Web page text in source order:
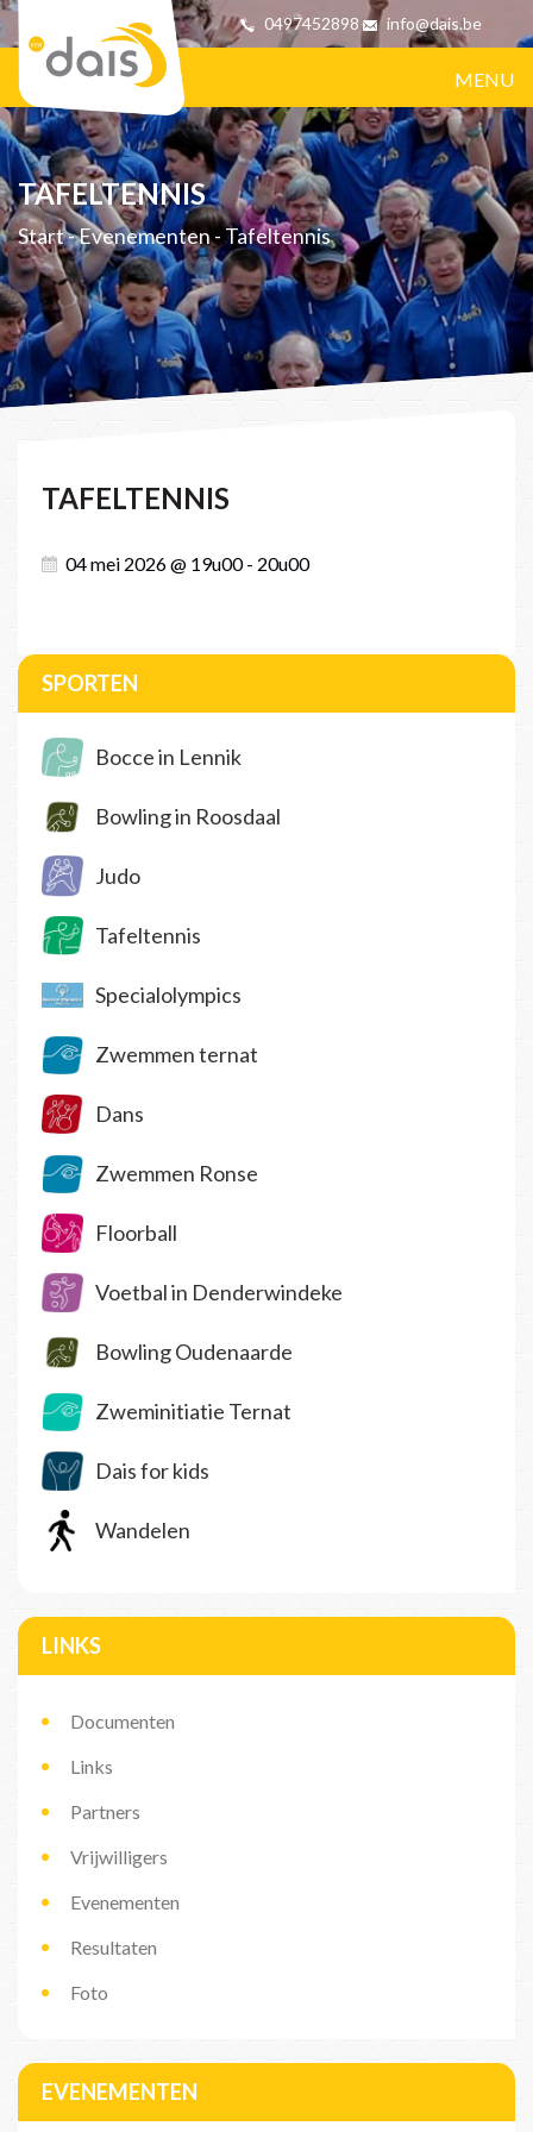
0497452898 info@dais.be
MENU
TAFELTENNIS
Start-Evenementen-Tafeltennis
TAFELTENNIS
04 mei 2026 @ 19u00 - 20u00
SPORTEN
Bocce in Lennik
Bowling in Roosdaal
Judo
Tafeltennis
Specialolympics
Zwemmen ternat
Dans
Zwemmen Ronse
Floorball
Voetbal in Denderwindeke
Bowling Oudenaarde
Zweminitiatie Ternat
Dais for kids
Wandelen
LINKS
Documenten
Links
Partners
Vrijwilligers
Evenementen
Resultaten
Foto
EVENEMENTEN